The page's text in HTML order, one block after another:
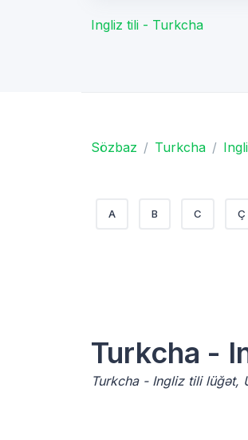
Ingliz tili - Turkcha
Sözbaz Turkcha
A B C Ç
Turkcha -
Turkcha - Ingliz tili lüğət,